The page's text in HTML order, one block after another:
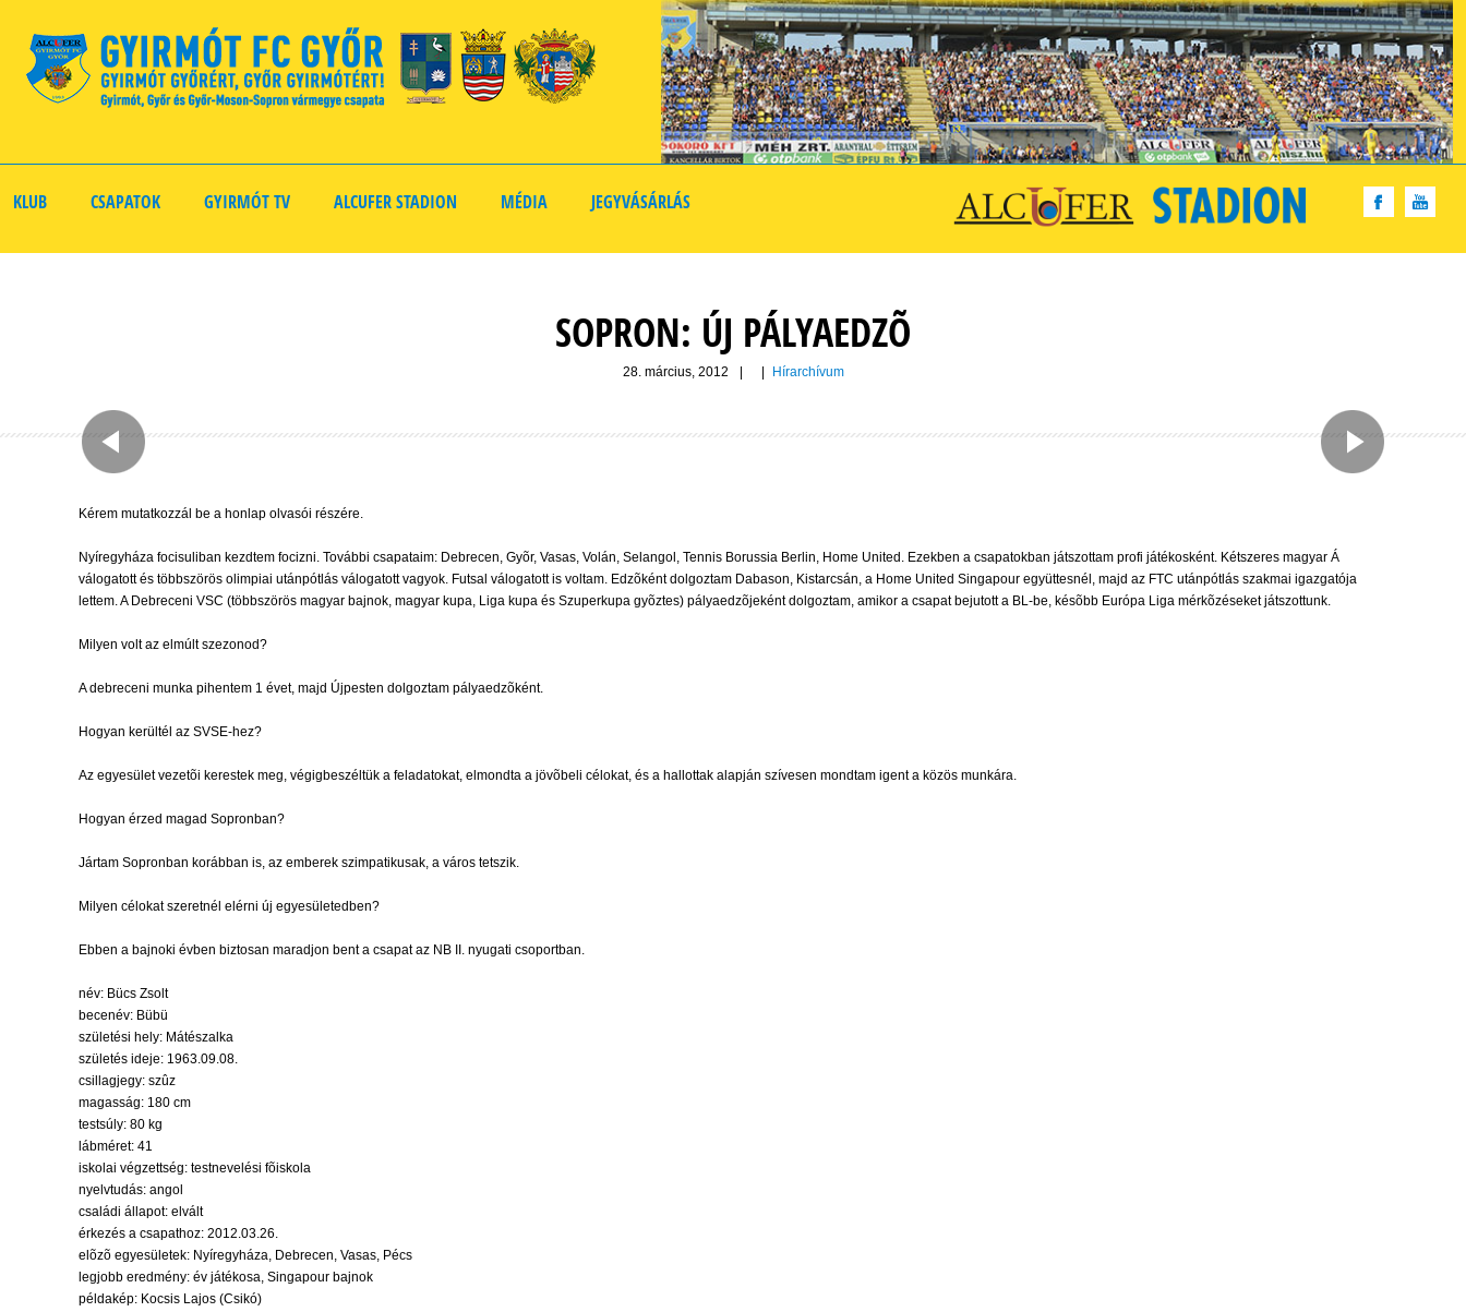
KLUB CSAPATOK GYIRMÓT TV ALCUFER STADION MÉDIA JEGYVÁSÁRLÁS
SOPRON: ÚJ PÁLYAEDZÕ
28. március, 2012 Hírarchívum
Kérem mutatkozzál be a honlap olvasói részére.
Nyíregyháza focisuliban kezdtem focizni. További csapataim: Debrecen, Gyõr, Vasas, Volán, Selangol, Tennis Borussia Berlin, Home United. Ezekben a csapatokban játszottam profi játékosként. Kétszeres magyar Á
válogatott és többszörös olimpiai utánpótlás válogatott vagyok. Futsal válogatott is voltam. Edzõként dolgoztam Dabason, Kistarcsán, a Home United Singapour együttesnél, majd az FTC utánpótlás szakmai igazgatója
lettem. A Debreceni VSC (többszörös magyar bajnok, magyar kupa, Liga kupa és Szuperkupa gyõztes) pályaedzõjeként dolgoztam, amikor a csapat bejutott a BL-be, késõbb Európa Liga mérkõzéseket játszottunk.
Milyen volt az elmúlt szezonod?
A debreceni munka pihentem 1 évet, majd Újpesten dolgoztam pályaedzõként.
Hogyan kerültél az SVSE-hez?
Az egyesület vezetõi kerestek meg, végigbeszéltük a feladatokat, elmondta a jövõbeli célokat, és a hallottak alapján szívesen mondtam igent a közös munkára.
Hogyan érzed magad Sopronban?
Jártam Sopronban korábban is, az emberek szimpatikusak, a város tetszik.
Milyen célokat szeretnél elérni új egyesületedben?
Ebben a bajnoki évben biztosan maradjon bent a csapat az NB II. nyugati csoportban.
név: Bücs Zsolt
becenév: Bübü
születési hely: Mátészalka
születés ideje: 1963.09.08.
csillagjegy: szûz
magasság: 180 cm
testsúly: 80 kg
lábméret: 41
iskolai végzettség: testnevelési fõiskola
nyelvtudás: angol
családi állapot: elvált
érkezés a csapathoz: 2012.03.26.
elõzõ egyesületek: Nyíregyháza, Debrecen, Vasas, Pécs
legjobb eredmény: év játékosa, Singapour bajnok
példakép: Kocsis Lajos (Csikó)